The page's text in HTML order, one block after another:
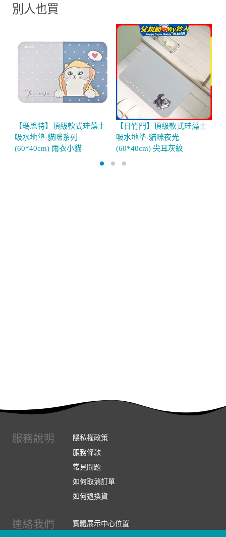
別人也買
【瑪思特】頂級軟式珪藻土
吸水地墊-貓咪系列
(60*40cm) 雨衣小貓
【日竹門】頂級軟式珪藻土
吸水地墊-貓咪夜光
(60*40cm) 尖耳灰紋
服務說明
隱私權政策
服務條款
常見問題
如何取消訂單
如何退換貨
連絡我們
實體展示中心位置